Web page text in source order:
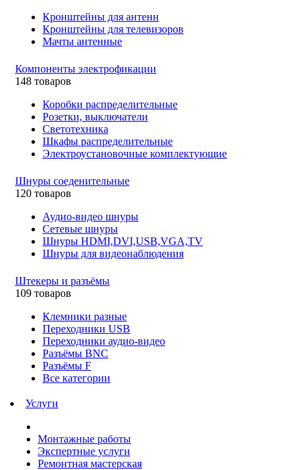
Кронштейны для антенн
Кронштейны для телевизоров
Мачты антенные
Компоненты электрофикации
148 товаров
Коробки распределительные
Розетки, выключатели
Светотехника
Шкафы распределительные
Электроустановочные комплектующие
Шнуры соеденительные
120 товаров
Аудио-видео шнуры
Сетевые шнуры
Шнуры HDMI,DVI,USB,VGA,TV
Шнуры для видеонаблюдения
Штекеры и разъёмы
109 товаров
Клемники разные
Переходники USB
Переходники аудио-видео
Разъёмы BNC
Разъёмы F
Все категории
Услуги
Монтажные работы
Экспертные услуги
Ремонтная мастерская